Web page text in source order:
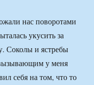
нас поворотами
укусить за
Соколы и ястребы
у меня
себя на том, что то